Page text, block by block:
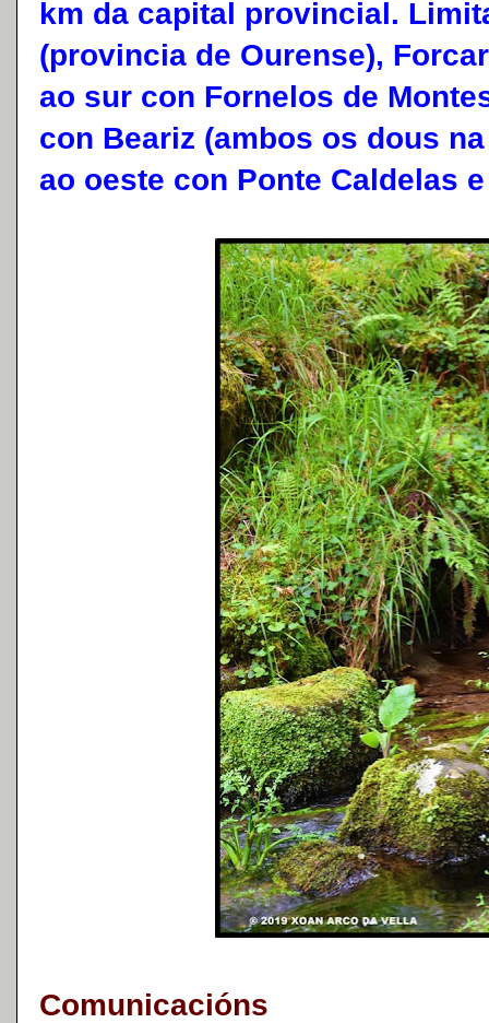
km da capital provincial.
(provincia de Ourense),
ao sur con Fornelos de
con Beariz (ambos os dous
ao oeste con Ponte Caldelas
Comunicacións